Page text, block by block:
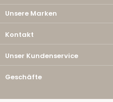
Unsere Marken
Kontakt
Unser Kundenservice
Geschäfte